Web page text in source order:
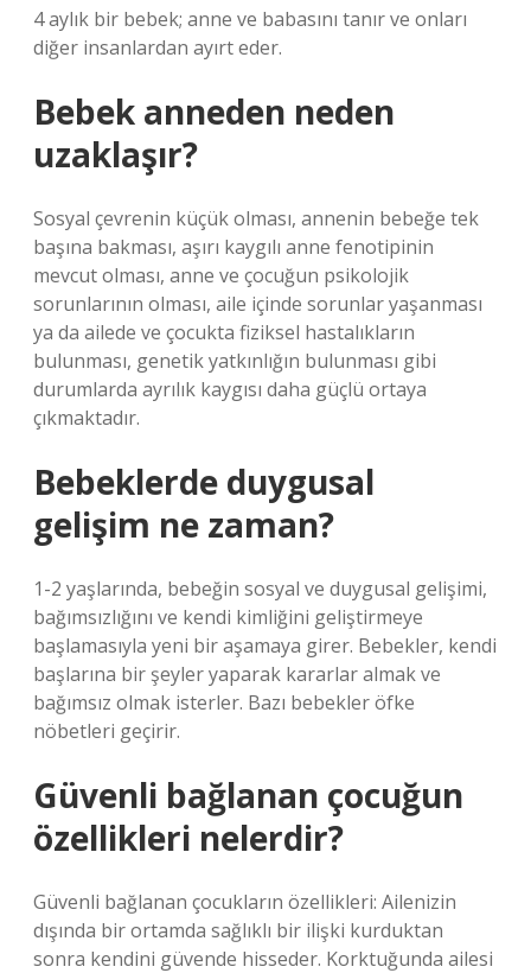
4 aylık bir bebek; anne ve babasını tanır ve onları
diğer insanlardan ayırt eder.
Bebek anneden neden
uzaklaşır?
Sosyal çevrenin küçük olması, annenin bebeğe tek
başına bakması, aşırı kaygılı anne fenotipinin
mevcut olması, anne ve çocuğun psikolojik
sorunlarının olması, aile içinde sorunlar yaşanması
ya da ailede ve çocukta fiziksel hastalıkların
bulunması, genetik yatkınlığın bulunması gibi
durumlarda ayrılık kaygısı daha güçlü ortaya
çıkmaktadır.
Bebeklerde duygusal
gelişim ne zaman?
1-2 yaşlarında, bebeğin sosyal ve duygusal gelişimi,
bağımsızlığını ve kendi kimliğini geliştirmeye
başlamasıyla yeni bir aşamaya girer. Bebekler, kendi
başlarına bir şeyler yaparak kararlar almak ve
bağımsız olmak isterler. Bazı bebekler öfke
nöbetleri geçirir.
Güvenli bağlanan çocuğun
özellikleri nelerdir?
Güvenli bağlanan çocukların özellikleri: Ailenizin
dışında bir ortamda sağlıklı bir ilişki kurduktan
sonra kendini güvende hisseder. Korktuğunda ailesi